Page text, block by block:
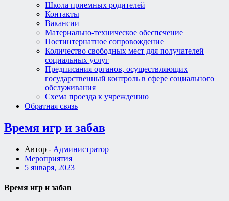
Школа приемных родителей
Контакты
Вакансии
Материально-техническое обеспечение
Постинтернатное сопровождение
Количество свободных мест для получателей
социальных услуг
Предписания органов, осуществляющих
государственный контроль в сфере социального
обслуживания
Схема проезда к учреждению
Обратная связь
Время игр и забав
Автор - Администратор
Мероприятия
5 января, 2023
Время игр и забав